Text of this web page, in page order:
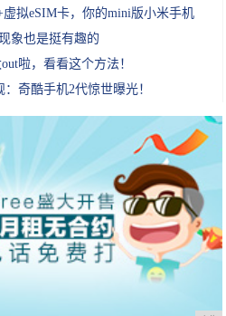
拟eSIM卡，你的mini版小米手机
象也是挺有趣的
啦，看看这个方法！
奇酷手机2代惊世曝光！